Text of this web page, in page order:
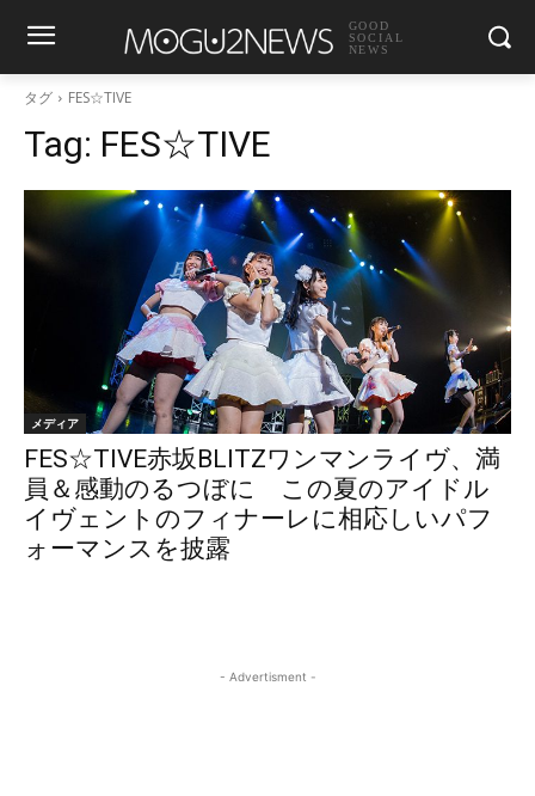
GOOD
SOCIAL
NEWS
タグ FES☆TIVE
Tag: FES☆TIVE
メディア
FES☆TIVE赤坂BLITZワンマンライヴ、満
員＆感動のるつぼに この夏のアイドル
イヴェントのフィナーレに相応しいパフ
ォーマンスを披露
- Advertisment -